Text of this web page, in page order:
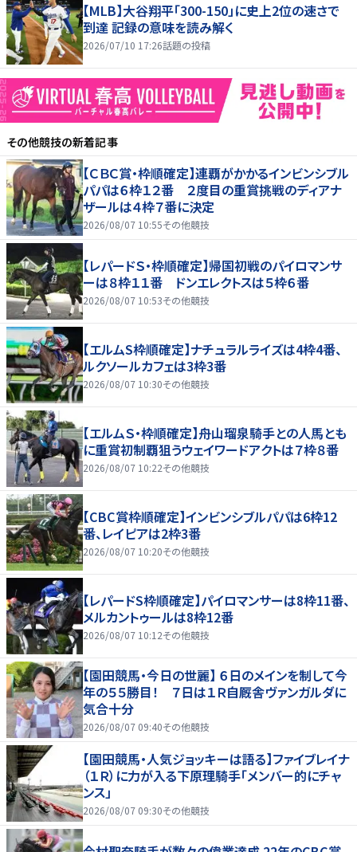
【MLB】大谷翔平「300-150」に史上2位の速さで
到達 記録の意味を読み解く
2026/07/10 17:26話題の投稿
その他競技の新着記事
【ＣＢＣ賞・枠順確定】連覇がかかるインビンシブル
パパは６枠１２番 ２度目の重賞挑戦のディアナ
ザールは４枠７番に決定
2026/08/07 10:55その他競技
【レパードＳ・枠順確定】帰国初戦のパイロマンサ
ーは８枠１１番 ドンエレクトスは５枠６番
2026/08/07 10:53その他競技
【エルムS枠順確定】ナチュラルライズは4枠4番、
ルクソールカフェは3枠3番
2026/08/07 10:30その他競技
【エルムＳ・枠順確定】舟山瑠泉騎手との人馬とも
に重賞初制覇狙うウェイワードアクトは７枠８番
2026/08/07 10:22その他競技
【CBC賞枠順確定】インビンシブルパパは6枠12
番、レイピアは2枠3番
2026/08/07 10:20その他競技
【レパードS枠順確定】パイロマンサーは8枠11番、
メルカントゥールは8枠12番
2026/08/07 10:12その他競技
【園田競馬・今日の世麗】 ６日のメインを制して今
年の５５勝目！ ７日は１Ｒ自厩舎ヴァンガルダに
気合十分
2026/08/07 09:40その他競技
【園田競馬・人気ジョッキーは語る】ファイブレイナ
（１Ｒ）に力が入る下原理騎手「メンバー的にチャ
ンス」
2026/08/07 09:30その他競技